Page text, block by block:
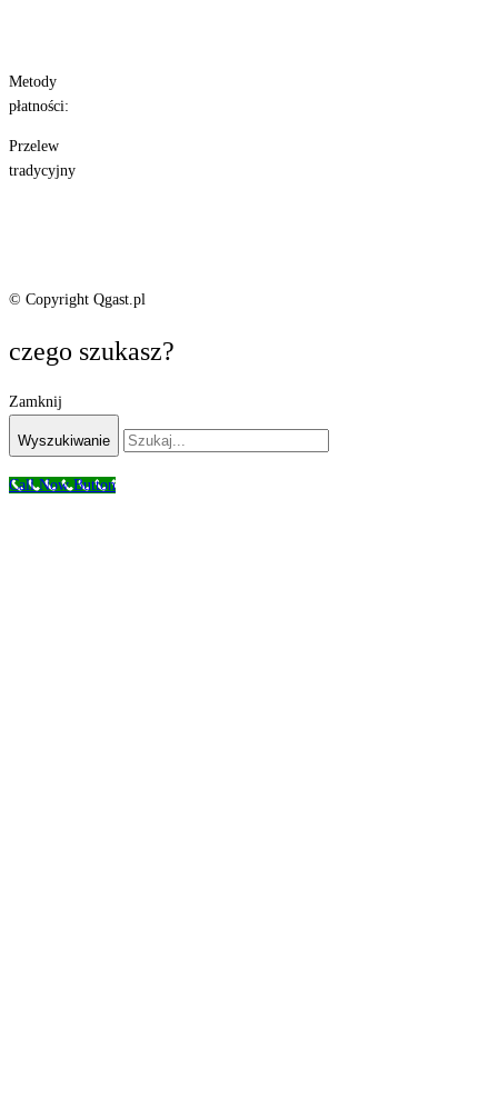
Metody
płatności:
Przelew
tradycyjny
© Copyright Qgast.pl
czego szukasz?
Zamknij
Wyszukiwanie
Call Now Button